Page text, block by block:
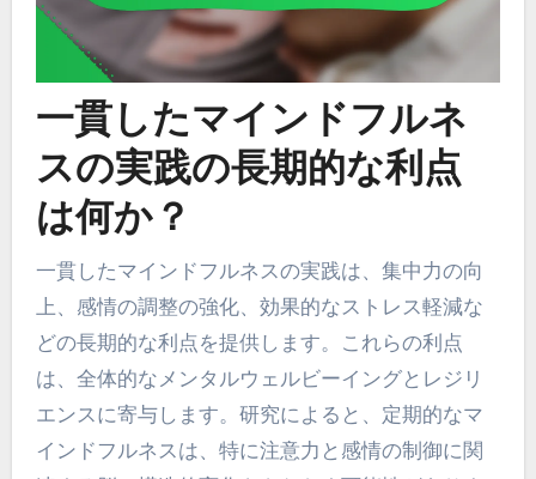
一貫したマインドフルネ
スの実践の長期的な利点
は何か？
一貫したマインドフルネスの実践は、集中力の向
上、感情の調整の強化、効果的なストレス軽減な
どの長期的な利点を提供します。これらの利点
は、全体的なメンタルウェルビーイングとレジリ
エンスに寄与します。研究によると、定期的なマ
インドフルネスは、特に注意力と感情の制御に関